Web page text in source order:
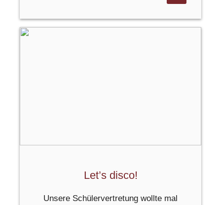
Let’s disco!
Unsere Schülervertretung wollte mal